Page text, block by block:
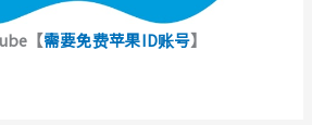
【需要免费苹果ID账号】